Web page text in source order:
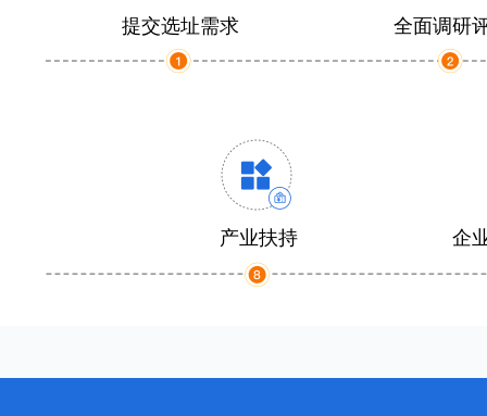
提交选址需求 全面调研
产业扶持 企